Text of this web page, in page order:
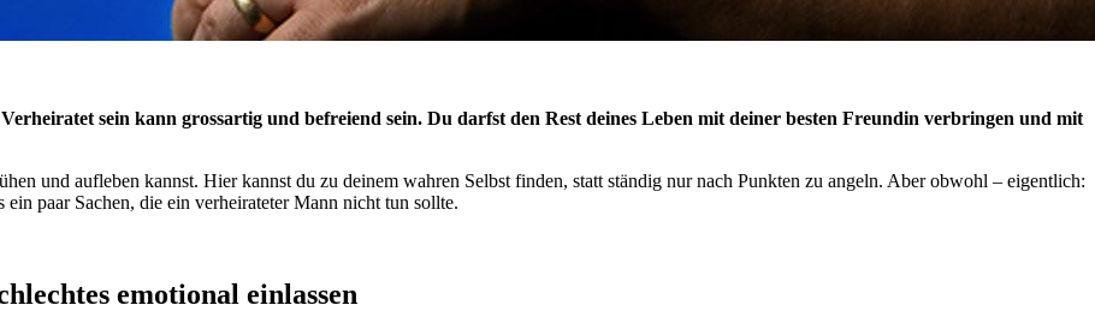
sein kann grossartig und befreiend sein. Du darfst den Rest deines Leben mit deiner besten Freundin verbringen und mit
und aufleben kannst. Hier kannst du zu deinem wahren Selbst finden, statt ständig nur nach Punkten zu angeln. Aber obwohl – eigentlich:
paar Sachen, die ein verheirateter Mann nicht tun sollte.
emotional einlassen